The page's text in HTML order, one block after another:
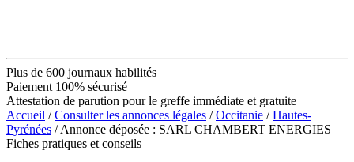
Plus de 600 journaux habilités
Paiement 100% sécurisé
Attestation de parution pour le greffe immédiate et gratuite
Accueil /Consulter les annonces légales /Occitanie /Hautes-
Pyrénées / Annonce déposée : SARL CHAMBERT ENERGIES
Fiches pratiques et conseils